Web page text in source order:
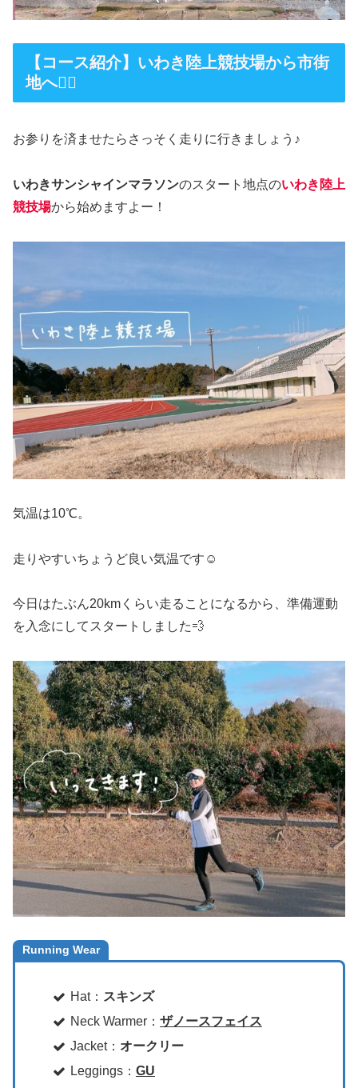
【コース紹介】いわき陸上競技場から市街
地へ🏃‍♀️
お参りを済ませたらさっそく走りに行きましょう♪
いわきサンシャインマラソンのスタート地点のいわき陸上
競技場から始めますよー！
気温は10℃。
走りやすいちょうど良い気温です☺️
今日はたぶん20kmくらい走ることになるから、準備運動
を入念にしてスタートしました💨
Running Wear
Hat： スキンズ
Neck Warmer： ザノースフェイス
Jacket： オークリー
Leggings： GU